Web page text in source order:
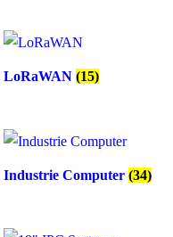
LoRaWAN (15)
Industrie Computer (34)